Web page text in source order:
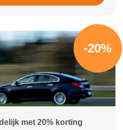
-20%
met 20% korting